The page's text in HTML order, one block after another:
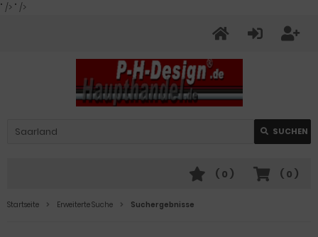
" /> " />
SUCHEN
( 0 )
( 0 )
Startseite Erweiterte Suche Suchergebnisse